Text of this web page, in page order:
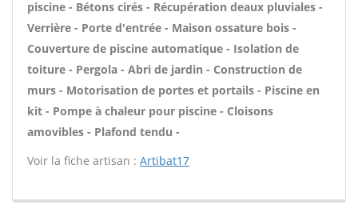
piscine - Bétons cirés - Récupération deaux pluviales -
Verrière - Porte d'entrée - Maison ossature bois -
Couverture de piscine automatique - Isolation de
toiture - Pergola - Abri de jardin - Construction de
murs - Motorisation de portes et portails - Piscine en
kit - Pompe à chaleur pour piscine - Cloisons
amovibles - Plafond tendu -
Voir la fiche artisan : Artibat17